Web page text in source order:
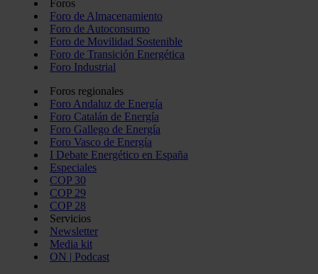
Foros
Foro de Almacenamiento
Foro de Autoconsumo
Foro de Movilidad Sostenible
Foro de Transición Energética
Foro Industrial
Foros regionales
Foro Andaluz de Energía
Foro Catalán de Energía
Foro Gallego de Energía
Foro Vasco de Energía
I Debate Energético en España
Especiales
COP 30
COP 29
COP 28
Servicios
Newsletter
Media kit
ON | Podcast